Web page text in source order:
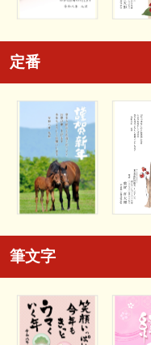
定番
筆文字